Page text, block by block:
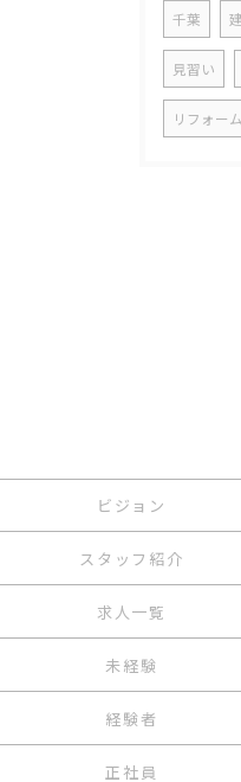
千葉
見習い
リフォーム
ビジョン
スタッフ紹介
求人一覧
未経験
経験者
正社員